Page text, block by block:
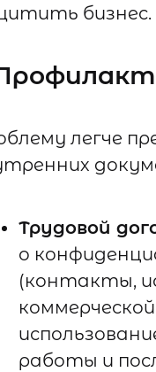
бизнес.
легче
Трудовой
о
(контакты,
работы и